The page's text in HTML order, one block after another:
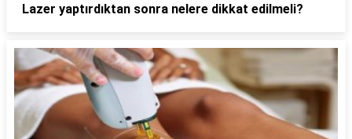
Lazer yaptırdıktan sonra nelere dikkat edilmeli?